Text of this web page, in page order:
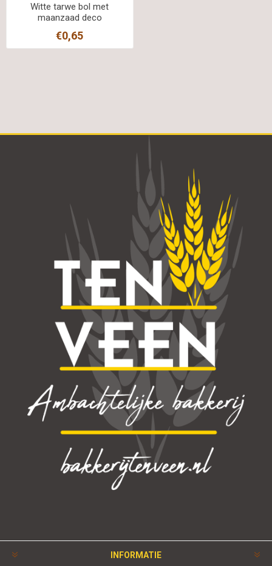
Witte tarwe bol met
maanzaad deco
€0,65
INFORMATIE